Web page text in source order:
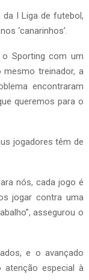
I Liga de futebol,
‘canarinhos’.
Sporting com um
treinador, a
encontraram
queremos para o
jogadores têm de
nós, cada jogo é
jogar contra uma
assegurou o
e o avançado
atenção especial à